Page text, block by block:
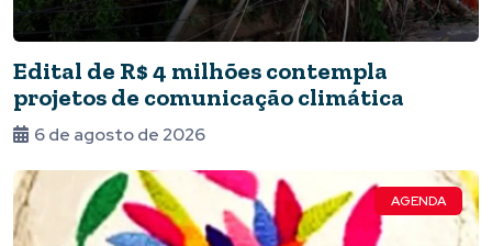
Edital de R$ 4 milhões contempla
projetos de comunicação climática
6 de agosto de 2026
AGENDA